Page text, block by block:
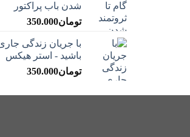
شدن باب پراکتور
تومان350.000
با جریان زندگی
باشید - استر هیکس
تومان350.000